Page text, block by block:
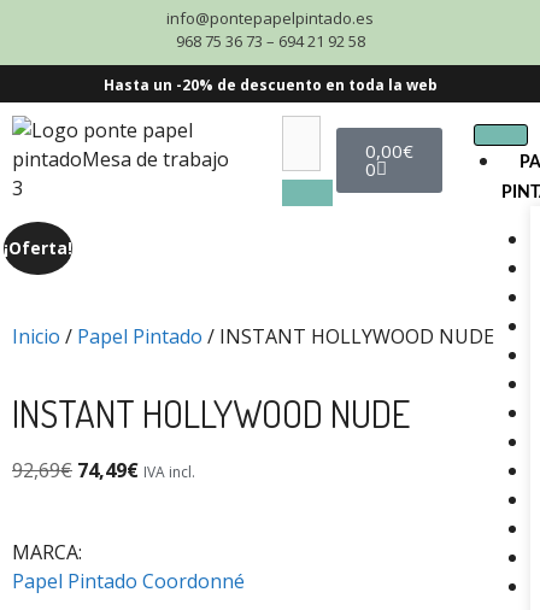
info@pontepapelpintado.es
968 75 36 73 – 694 21 92 58
Hasta un -20% de descuento en toda la web
0,00€
0
¡Oferta!
Inicio / Papel Pintado / INSTANT HOLLYWOOD NUDE
INSTANT HOLLYWOOD NUDE
92,69€ 74,49€ IVA incl.
MARCA:
Papel Pintado Coordonné